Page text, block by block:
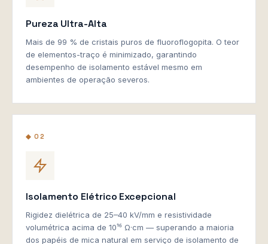
Pureza Ultra-Alta
Mais de 99 % de cristais puros de fluoroflogopita. O teor
de elementos-traço é minimizado, garantindo
desempenho de isolamento estável mesmo em
ambientes de operação severos.
◆ 02
Isolamento Elétrico Excepcional
Rigidez dielétrica de 25–40 kV/mm e resistividade
volumétrica acima de 10¹⁶ Ω·cm — superando a maioria
dos papéis de mica natural em serviço de isolamento de